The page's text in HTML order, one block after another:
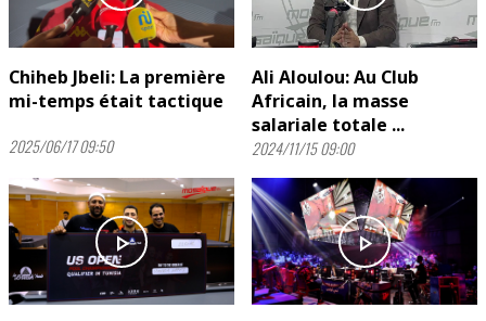
Chiheb Jbeli: La première
mi-temps était tactique
2025/06/17 09:50
Ali Aloulou: Au Club
Africain, la masse
salariale totale ...
2024/11/15 09:00
play_arrow play_arrow